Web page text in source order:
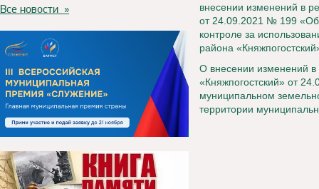
Все новости »
внесении изменений в
от 24.09.2021 № 199
контроле за
района
О внесении изменений
«Княжпогостский» от
муниципальном
территории